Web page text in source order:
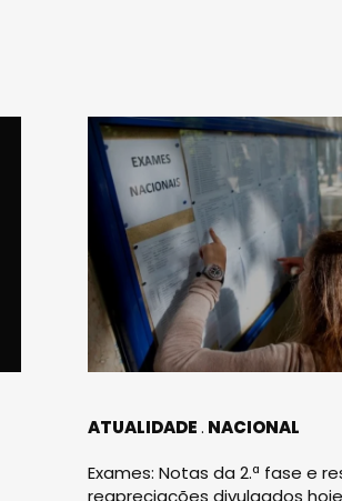
ATUALIDADE NACIONAL
Exames: Notas da 2.ª fase e
reapreciações divulgados hoje